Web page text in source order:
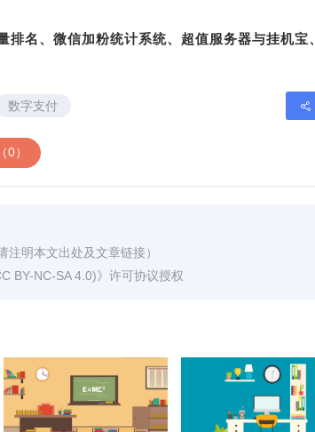
排名、微信加粉统计系统、超值服务器与挂机宝
数字支付
0）
注明本文出处及文章链接）
BY-NC-SA 4.0)》许可协议授权